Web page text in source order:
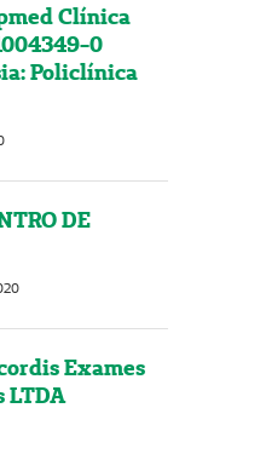
Clínica
0
Policlínica
DE
Exames
LTDA